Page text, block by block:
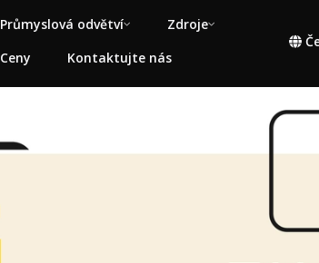
Průmyslová odvětví
Zdroje
Ceny
Kontaktujte nás